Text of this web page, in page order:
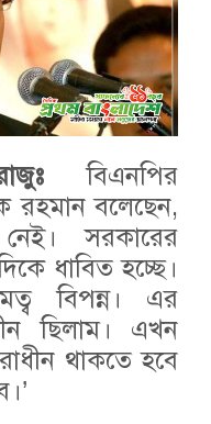
বিএনপির
রহমান বলেছেন,
সরকারের
ধাবিত হচ্ছে।
বিপন্ন। এর
ছিলাম। এখন
থাকতে হবে